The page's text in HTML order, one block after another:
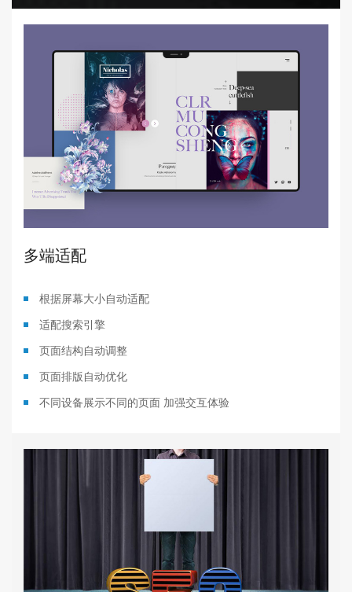
多端适配
根据屏幕大小自动适配
适配搜索引擎
页面结构自动调整
页面排版自动优化
不同设备展示不同的页面 加强交互体验